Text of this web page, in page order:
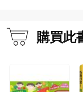
購買此